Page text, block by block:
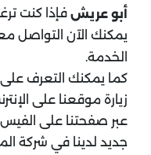
أبو عريش فإذا كنت
يمكنك الآن التواصل
الخدمة.
كما يمكنك التعرف
زيارة موقعنا على
عبر صفحتنا على
جديد لدينا في شركة